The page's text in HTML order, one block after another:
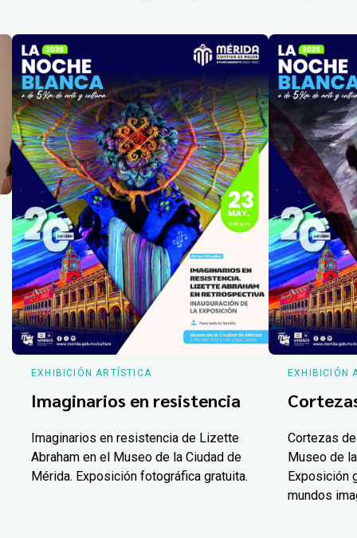
EXHIBICIÓN ARTÍSTICA
Imaginarios en resistencia
Imaginarios en resistencia de Lizette
Abraham en el Museo de la Ciudad de
Mérida. Exposición fotográfica gratuita.
EXHIBICIÓN
Cortezas
Museo de
Exposición
mundos